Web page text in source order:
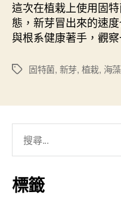
這次在植栽上使用固
態，新芽冒出來的速
與根系健康著手，觀
標
固特菌, 新芽, 植栽, 海
關
鍵
字:
標籤